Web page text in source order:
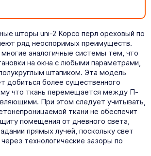
шторы uni-2 Корсо перл ореховый по
ряд неоспоримых преимуществ.
аналогичные системы тем, что
на окна с любыми параметрами,
штапиком. Эта модель
добиться более существенного
что ткань перемещается между П-
При этом следует учитывать,
ткани не обеспечит
помещения от дневного света,
прямых лучей, поскольку свет
технологические зазоры по